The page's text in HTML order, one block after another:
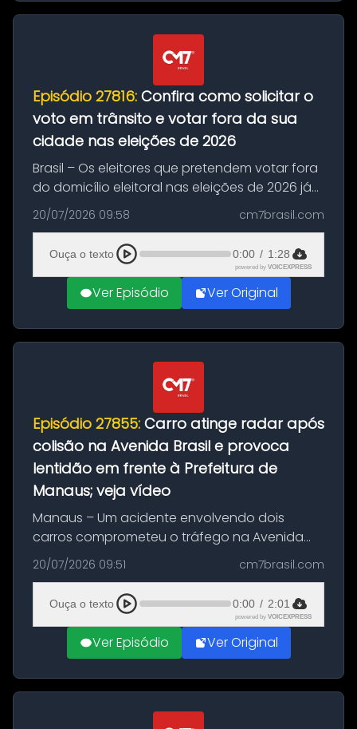
Episódio 27816: Confira como solicitar o
voto em trânsito e votar fora da sua
cidade nas eleições de 2026
Brasil – Os eleitores que pretendem votar fora
do domicílio eleitoral nas eleições de 2026 já
podem solicitar o voto em trânsito a partir
desta segunda-feira (20). O pedido pode ser
feito até 20 de ag...
20/07/2026 09:58 cm7brasil.com
Ouça o texto 0:00 / 1:28
powered by VOICEXPRESS
Ver Episódio Ver Original
Episódio 27855: Carro atinge radar após
colisão na Avenida Brasil e provoca
lentidão em frente à Prefeitura de
Manaus; veja vídeo
Manaus – Um acidente envolvendo dois
carros comprometeu o tráfego na Avenida
Brasil durante a manhã desta segunda-feira
(20), em frente ao complexo da Prefeitura de
Manaus, na Zona Oeste. A batida ter...
20/07/2026 09:51 cm7brasil.com
Ouça o texto 0:00 / 2:01
powered by VOICEXPRESS
Ver Episódio Ver Original